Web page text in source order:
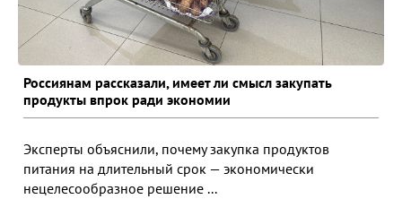
Россиянам рассказали, имеет ли смысл закупать
продукты впрок ради экономии
Эксперты объяснили, почему закупка продуктов
питания на длительный срок — экономически
нецелесообразное решение ...